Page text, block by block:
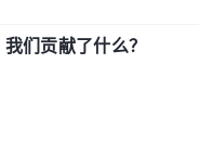
们贡献了什么？